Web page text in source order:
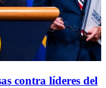
contra líderes del